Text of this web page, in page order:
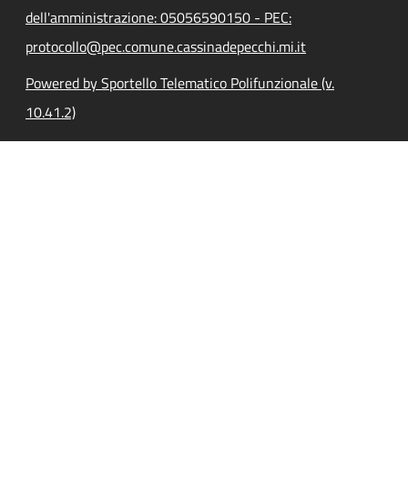
dell'amministrazione: 05056590150 - PEC:
protocollo@pec.comune.cassinadepecchi.mi.it
Powered by Sportello Telematico Polifunzionale (v.
10.41.2)